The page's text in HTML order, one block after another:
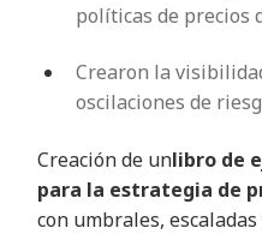
políticas de precios
Crearon la
oscilaciones de
Creación de unlibro de
para la estrategia de
con umbrales,